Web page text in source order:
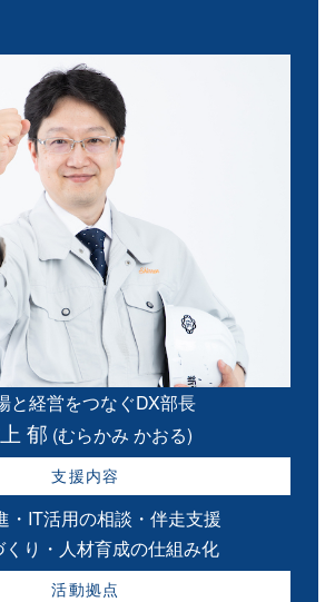
と経営をつなぐDX部長
郁 (むらかみ かおる)
支援内容
・IT活用の相談・伴走支援
くり・人材育成の仕組み化
活動拠点